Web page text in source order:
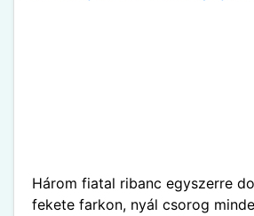
Három fiatal ribanc egyszerre
fekete farkon, nyál csorog